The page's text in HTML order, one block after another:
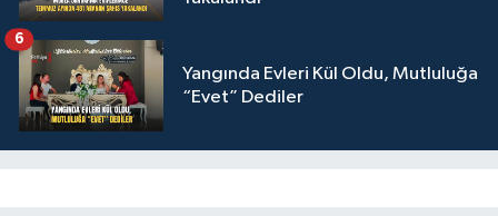
Yangında Evleri Kül Oldu, Mutluluğa
“Evet” Dediler
6